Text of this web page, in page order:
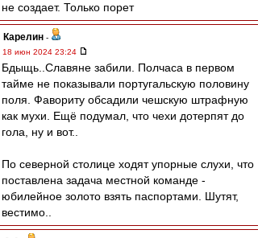
не создает. Только порет
Карелин -
18 июн 2024 23:24
Бдыщь..Славяне забили. Полчаса в первом
тайме не показывали португальскую половину
поля. Фавориту обсадили чешскую штрафную
как мухи. Ещё подумал, что чехи дотерпят до
гола, ну и вот..
По северной столице ходят упорные слухи, что
поставлена задача местной команде -
юбилейное золото взять паспортами. Шутят,
вестимо..